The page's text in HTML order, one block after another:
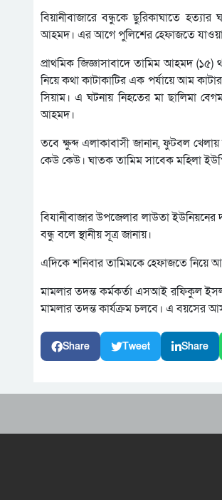
বিয়ানীবাজারে বন্ধুকে ছুরিকাঘাতে
আহমদ। এর আগে পুলিশের হেফাজতে যাওয়ার
প্রাথমিক জিজ্ঞাসাবাদে তামিম আহমদ
নিয়ে কথা কাটাকাটির এক পর্যায়ে আম
সিয়াম। এ ঘটনায় নিহতের মা ছালিমা
আহমদ।
তবে ক্ষুব্দ এলাকাবাসী জানান, ফুটবল
কেউ কেউ। ঘাতক তামিম সাবেক মহিলা
বিযানীবাজার উপজেলার লাউতা ইউনিয়নের
বন্ধু বলে স্থানীয় সূত্র জানায়।
এদিকে শনিবার তামিমকে হেফাজতে নিয়ে
মামলার তদন্ত কর্মকর্তা এসআই রফিকুল
মামলার তদন্ত কার্যক্রম চলবে। এ বয়সের
Share Tweet Share